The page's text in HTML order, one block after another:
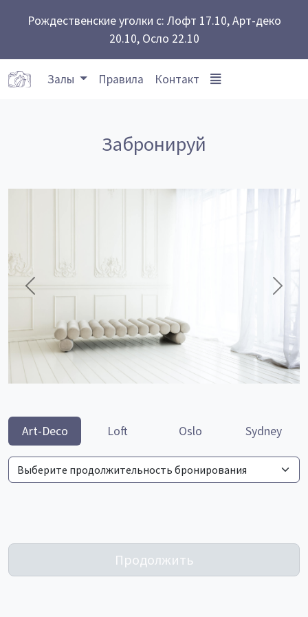
Рождественские уголки с: Лофт 17.10, Арт-деко
20.10, Осло 22.10
Залы Правила Контакт
Забронируй
Предыдущий
Art-Deco Loft Oslo Sydney
Продолжить